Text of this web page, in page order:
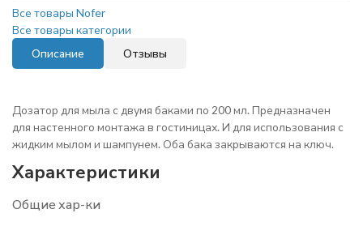
Все товары Nofer
Все товары категории
Описание
Отзывы
Дозатор для мыла с двумя баками по 200 мл. Предназначен
для настенного монтажа в гостиницах. И для использования с
жидким мылом и шампунем. Оба бака закрываются на ключ.
Характеристики
Общие хар-ки